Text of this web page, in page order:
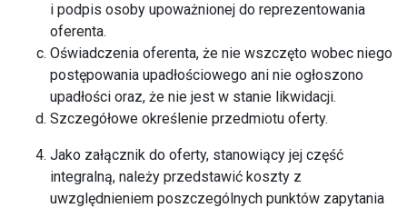
i podpis osoby upoważnionej do reprezentowania
oferenta.
Oświadczenia oferenta, że nie wszczęto wobec niego
postępowania upadłościowego ani nie ogłoszono
upadłości oraz, że nie jest w stanie likwidacji.
Szczegółowe określenie przedmiotu oferty.
Jako załącznik do oferty, stanowiący jej część
integralną, należy przedstawić koszty z
uwzględnieniem poszczególnych punktów zapytania